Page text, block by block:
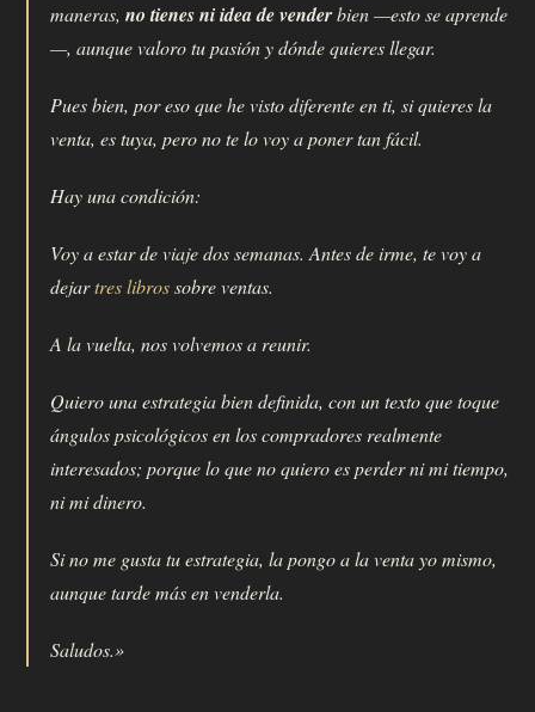
maneras, no tienes ni idea de venderbien —esto se aprende
—, aunque valoro tu pasión y dónde quieres llegar.
Pues bien, por eso que he visto diferente en ti, si quieres la
venta, es tuya, pero no te lo voy a poner tan fácil.
Hay una condición:
Voy a estar de viaje dos semanas. Antes de irme, te voy a
dejartres librossobre ventas.
A la vuelta, nos volvemos a reunir.
Quiero una estrategia bien definida, con un texto que toque
ángulos psicológicos en los compradores realmente
interesados; porque lo que no quiero es perder ni mi tiempo,
ni mi dinero.
Si no me gusta tu estrategia, la pongo a la venta yo mismo,
aunque tarde más en venderla.
Saludos.»